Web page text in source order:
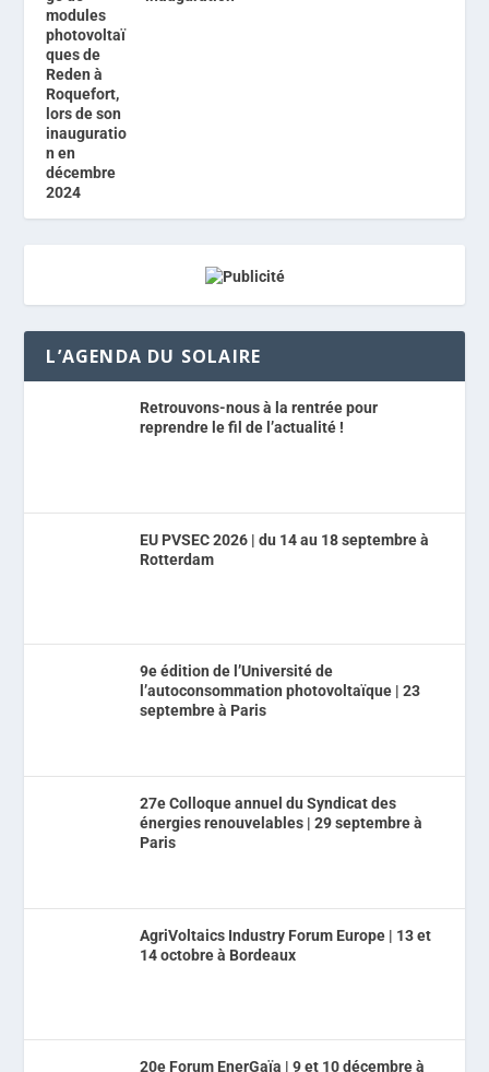
L’AGENDA DU SOLAIRE
Retrouvons-nous à la rentrée pour
reprendre le fil de l’actualité !
EU PVSEC 2026 | du 14 au 18 septembre à
Rotterdam
9e édition de l’Université de
l’autoconsommation photovoltaïque | 23
septembre à Paris
27e Colloque annuel du Syndicat des
énergies renouvelables | 29 septembre à
Paris
AgriVoltaics Industry Forum Europe | 13 et
14 octobre à Bordeaux
20e Forum EnerGaïa | 9 et 10 décembre à